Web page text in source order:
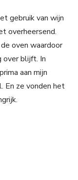
gebruik van wijn
overheersend.
oven waardoor
over blijft. In
aan mijn
En ze vonden het